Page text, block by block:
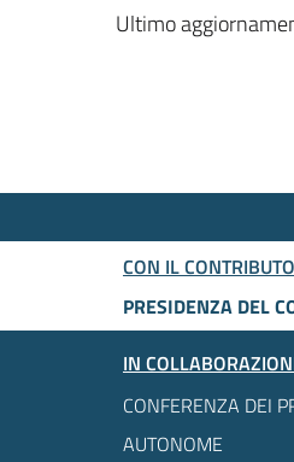
Ultimo
CON IL
PRESIDENZA DEL
IN
CONFERENZA DEI
AUTONOME